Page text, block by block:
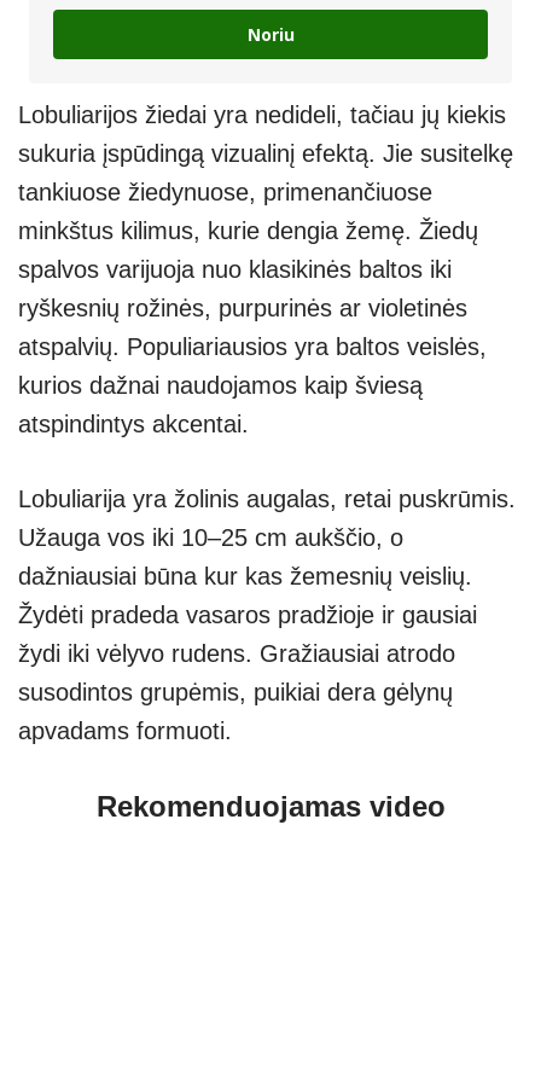
Noriu
Lobuliarijos žiedai yra nedideli, tačiau jų kiekis
sukuria įspūdingą vizualinį efektą. Jie susitelkę
tankiuose žiedynuose, primenančiuose
minkštus kilimus, kurie dengia žemę. Žiedų
spalvos varijuoja nuo klasikinės baltos iki
ryškesnių rožinės, purpurinės ar violetinės
atspalvių. Populiariausios yra baltos veislės,
kurios dažnai naudojamos kaip šviesą
atspindintys akcentai.
Lobuliarija yra žolinis augalas, retai puskrūmis.
Užauga vos iki 10–25 cm aukščio, o
dažniausiai būna kur kas žemesnių veislių.
Žydėti pradeda vasaros pradžioje ir gausiai
žydi iki vėlyvo rudens. Gražiausiai atrodo
susodintos grupėmis, puikiai dera gėlynų
apvadams formuoti.
Rekomenduojamas video